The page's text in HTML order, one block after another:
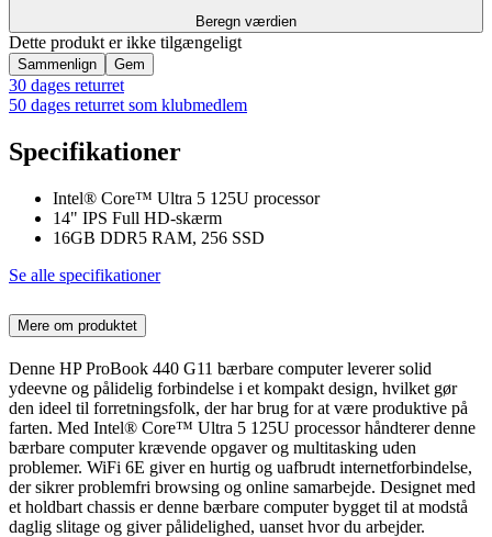
Beregn værdien
Dette produkt er ikke tilgængeligt
Sammenlign Gem
30 dages returret
50 dages returret som klubmedlem
Specifikationer
Intel® Core™ Ultra 5 125U processor
14" IPS Full HD-skærm
16GB DDR5 RAM, 256 SSD
Se alle specifikationer
Mere om produktet
Denne HP ProBook 440 G11 bærbare computer leverer solid
ydeevne og pålidelig forbindelse i et kompakt design, hvilket gør
den ideel til forretningsfolk, der har brug for at være produktive på
farten. Med Intel® Core™ Ultra 5 125U processor håndterer denne
bærbare computer krævende opgaver og multitasking uden
problemer. WiFi 6E giver en hurtig og uafbrudt internetforbindelse,
der sikrer problemfri browsing og online samarbejde. Designet med
et holdbart chassis er denne bærbare computer bygget til at modstå
daglig slitage og giver pålidelighed, uanset hvor du arbejder.